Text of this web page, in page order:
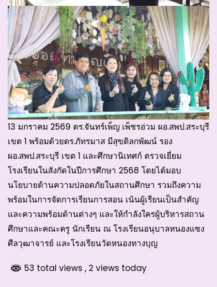
13 มกราคม 2569 ดร.จันทร์เพ็ญ เพ็ชรอ่วม ผอ.สพป.สระบุรี
เขต 1 พร้อมด้วยดร.ภัทรมาส มีสุขดิลกพัฒน์ รอง
ผอ.สพป.สระบุรี เขต 1 และศึกษานิเทศก์ ตรวจเยี่ยม
โรงเรียนในสังกัดในปีการศึกษา 2568 โดยได้มอบ
นโยบายด้านความปลอดภัยในสถานศึกษา รวมถึงความ
พร้อมในการจัดการเรียนการสอน เน้นผู้เรียนเป็นสำคัญ
และความพร้อมด้านต่างๆ และให้กำลังใครผู้บริหารสถาน
ศึกษาและคณะครู นักเรียน ณ โรงเรียนอนุบาลหนองแซง
ศีลวุฒาจารย์ และโรงเรียนวัดหนองทางบุญ
53 total views , 2 views today